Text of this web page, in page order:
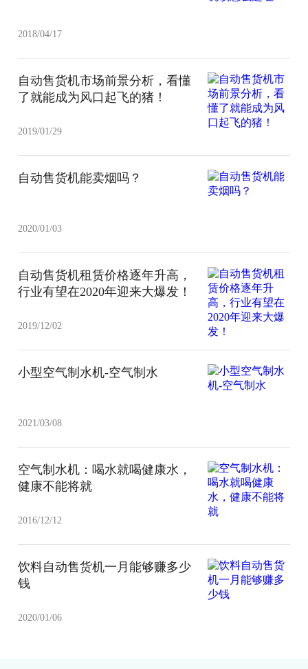
2018/04/17
自动售货机市场前景分析，看懂
了就能成为风口起飞的猪！
2019/01/29
自动售货机能卖烟吗？
2020/01/03
自动售货机租赁价格逐年升高，
行业有望在2020年迎来大爆发！
2019/12/02
小型空气制水机-空气制水
2021/03/08
空气制水机：喝水就喝健康水，
健康不能将就
2016/12/12
饮料自动售货机一月能够赚多少
钱
2020/01/06